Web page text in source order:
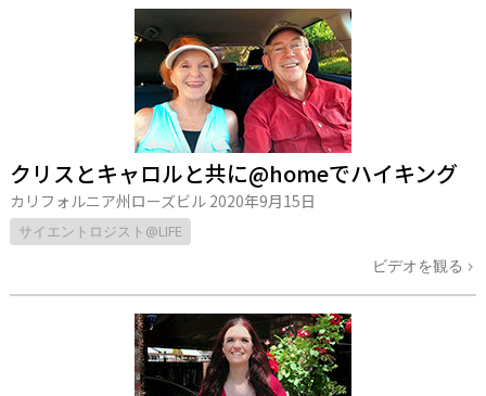
クリスとキャロルと共に@homeでハイキング
カリフォルニア州ローズビル 2020年9月15日
サイエントロジスト@LIFE
ビデオを観る